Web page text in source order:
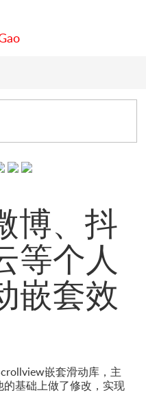
博、抖
等个人
嵌套效
嵌套滑动库，主
的基础上做了修改，实现